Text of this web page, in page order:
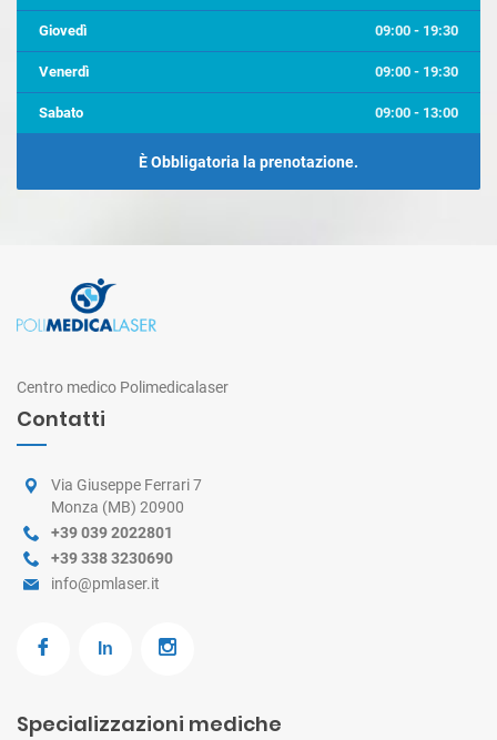
Giovedì 09:00 - 19:30
Venerdì 09:00 - 19:30
Sabato 09:00 - 13:00
È Obbligatoria la prenotazione.
Centro medico Polimedicalaser
Contatti
Via Giuseppe Ferrari 7
Monza (MB) 20900
+39 039 2022801
+39 338 3230690
info@pmlaser.it
Specializzazioni mediche